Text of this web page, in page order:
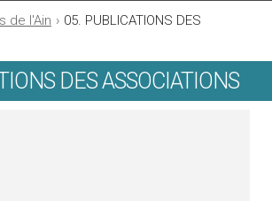
de l'Ain › 05. PUBLICATIONS DES
DES ASSOCIATIONS